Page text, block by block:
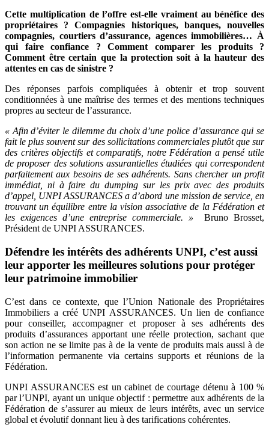
Cette multiplication de l’offre est-elle vraiment au bénéfice des
propriétaires ? Compagnies historiques, banques, nouvelles
compagnies, courtiers d’assurance, agences immobilières… À
qui faire confiance ? Comment comparer les produits ?
Comment être certain que la protection soit à la hauteur des
attentes en cas de sinistre ?
Des réponses parfois compliquées à obtenir et trop souvent
conditionnées à une maîtrise des termes et des mentions techniques
propres au secteur de l’assurance.
« Afin d’éviter le dilemme du choix d’une police d’assurance qui se
fait le plus souvent sur des sollicitations commerciales plutôt que sur
des critères objectifs et comparatifs, notre Fédération a pensé utile
de proposer des solutions assurantielles étudiées qui correspondent
parfaitement aux besoins de ses adhérents. Sans chercher un profit
immédiat, ni à faire du dumping sur les prix avec des produits
d’appel, UNPI ASSURANCES a d’abord une mission de service, en
trouvant un équilibre entre la vision associative de la Fédération et
les exigences d’une entreprise commerciale. » Bruno Brosset,
Président de UNPI ASSURANCES.
Défendre les intérêts des adhérents UNPI, c’est aussi
leur apporter les meilleures solutions pour protéger
leur patrimoine immobilier
C’est dans ce contexte, que l’Union Nationale des Propriétaires
Immobiliers a créé UNPI ASSURANCES. Un lien de confiance
pour conseiller, accompagner et proposer à ses adhérents des
produits d’assurances apportant une réelle protection, sachant que
son action ne se limite pas à de la vente de produits mais aussi à de
l’information permanente via certains supports et réunions de la
Fédération.
UNPI ASSURANCES est un cabinet de courtage détenu à 100 %
par l’UNPI, ayant un unique objectif : permettre aux adhérents de la
Fédération de s’assurer au mieux de leurs intérêts, avec un service
global et évolutif donnant lieu à des tarifications cohérentes.